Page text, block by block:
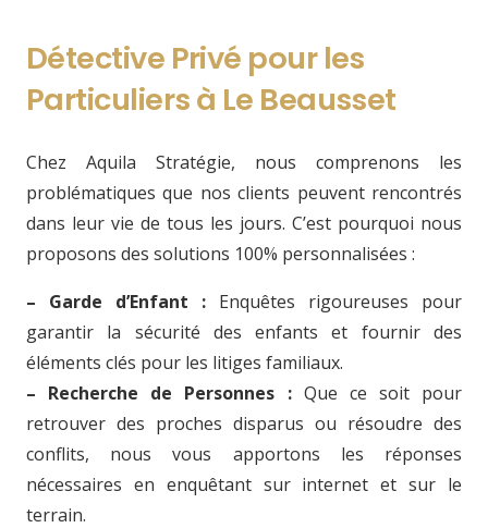
Détective Privé pour les
Particuliers à Le Beausset
Chez Aquila Stratégie, nous comprenons les
problématiques que nos clients peuvent rencontrés
dans leur vie de tous les jours. C’est pourquoi nous
proposons des solutions 100% personnalisées :
– Garde d’Enfant : Enquêtes rigoureuses pour
garantir la sécurité des enfants et fournir des
éléments clés pour les litiges familiaux.
– Recherche de Personnes :Que ce soit pour
retrouver des proches disparus ou résoudre des
conflits, nous vous apportons les réponses
nécessaires en enquêtant sur internet et sur le
terrain.